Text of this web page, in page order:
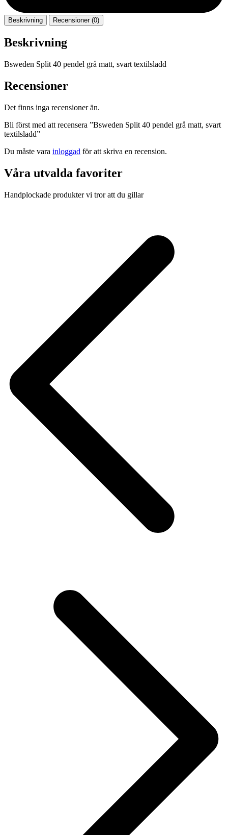
Beskrivning Recensioner (0)
Beskrivning
Bsweden Split 40 pendel grå matt, svart textilsladd
Recensioner
Det finns inga recensioner än.
Bli först med att recensera ”Bsweden Split 40 pendel grå matt, svart
textilsladd”
Du måste vara inloggad för att skriva en recension.
Våra utvalda favoriter
Handplockade produkter vi tror att du gillar